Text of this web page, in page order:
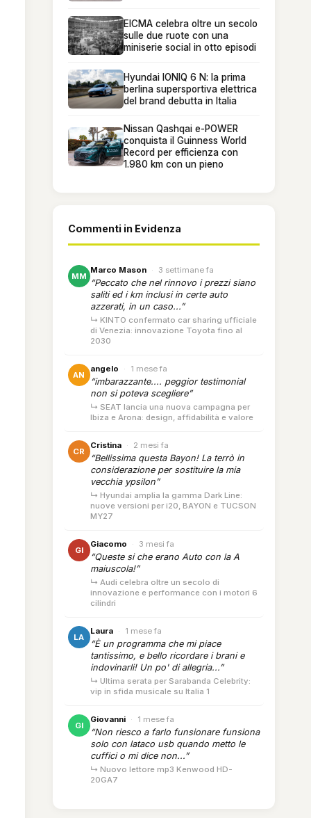
EICMA celebra oltre un secolo
sulle due ruote con una
miniserie social in otto episodi
Hyundai IONIQ 6 N: la prima
berlina supersportiva elettrica
del brand debutta in Italia
Nissan Qashqai e-POWER
conquista il Guinness World
Record per efficienza con
1.980 km con un pieno
Commenti in Evidenza
MM
Marco Mason · 3 settimane fa
“Peccato che nel rinnovo i prezzi siano
saliti ed i km inclusi in certe auto
azzerati, in un caso...”
↳ KINTO confermato car sharing ufficiale
di Venezia: innovazione Toyota fino al
2030
AN
angelo · 1 mese fa
“imbarazzante.... peggior testimonial
non si poteva scegliere”
↳ SEAT lancia una nuova campagna per
Ibiza e Arona: design, affidabilità e valore
CR
Cristina · 2 mesi fa
“Bellissima questa Bayon! La terrò in
considerazione per sostituire la mia
vecchia ypsilon”
↳ Hyundai amplia la gamma Dark Line:
nuove versioni per i20, BAYON e TUCSON
MY27
GI
Giacomo · 3 mesi fa
“Queste si che erano Auto con la A
maiuscola!”
↳ Audi celebra oltre un secolo di
innovazione e performance con i motori 6
cilindri
LA
Laura · 1 mese fa
“È un programma che mi piace
tantissimo, e bello ricordare i brani e
indovinarli! Un po' di allegria...”
↳ Ultima serata per Sarabanda Celebrity:
vip in sfida musicale su Italia 1
GI
Giovanni · 1 mese fa
“Non riesco a farlo funsionare funsiona
solo con lataco usb quando metto le
cuffici o mi dice non...”
↳ Nuovo lettore mp3 Kenwood HD-
20GA7